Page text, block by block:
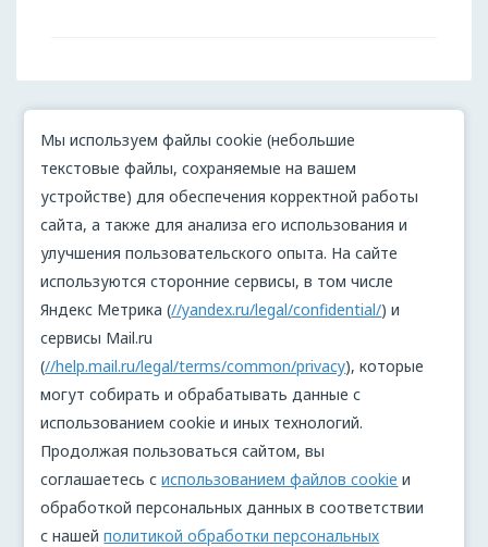
Мы используем файлы cookie (небольшие
текстовые файлы, сохраняемые на вашем
устройстве) для обеспечения корректной работы
сайта, а также для анализа его использования и
улучшения пользовательского опыта. На сайте
используются сторонние сервисы, в том числе
Яндекс Метрика (//yandex.ru/legal/confidential/) и
сервисы Mail.ru
(//help.mail.ru/legal/terms/common/privacy), которые
могут собирать и обрабатывать данные с
использованием cookie и иных технологий.
Продолжая пользоваться сайтом, вы
соглашаетесь сиспользованием файлов cookie и
обработкой персональных данных в соответствии
с нашейполитикой обработки персональных